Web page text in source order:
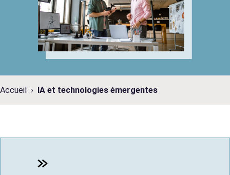
Accueil IA et technologies émergentes